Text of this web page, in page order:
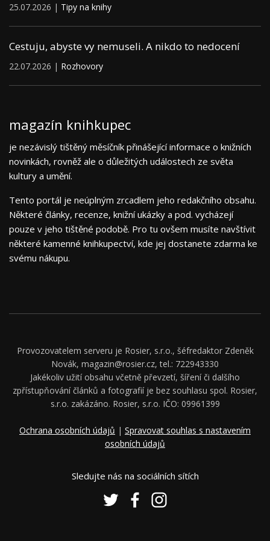
25.07.2026 | Tipy na knihy
Cestuju, abyste vy nemuseli. A nikdo to nedocení
22.07.2026 | Rozhovory
magazín knihkupec
je nezávislý tištěný měsíčník přinášející informace o knižních
novinkách, rovněž ale o důležitých událostech ze světa
kultury a umění.
Tento portál je neúplným zrcadlem jeho redakčního obsahu.
Některé články, recenze, knižní ukázky a pod. vycházejí
pouze v jeho tištěné podobě. Pro tu ovšem musíte navštívit
některé kamenné knihkupectví, kde jej dostanete zdarma ke
svému nákupu.
Provozovatelem serveru je Rosier, s.r.o., šéfredaktor Zdeněk
Novák, magazin@rosier.cz, tel.: 722943330
Jakékoliv užití obsahu včetně převzetí, šíření či dalšího
zpřístupňování článků a fotografií je bez souhlasu spol. Rosier,
s.r.o. zakázáno. Rosier, s.r.o. IČO: 09961399
Ochrana osobních údajů | Spravovat souhlas s nastavením
osobních údajů
Sledujte nás na sociálních sítích